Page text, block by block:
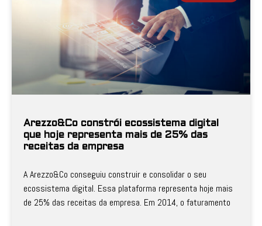
Arezzo&Co constrói ecossistema digital
que hoje representa mais de 25% das
receitas da empresa
A Arezzo&Co conseguiu construir e consolidar o seu
ecossistema digital. Essa plataforma representa hoje mais
de 25% das receitas da empresa. Em 2014, o faturamento